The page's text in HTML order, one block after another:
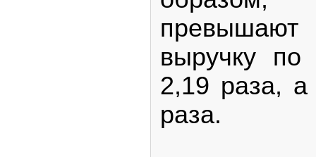
выручку
2,19 раза,
раза.